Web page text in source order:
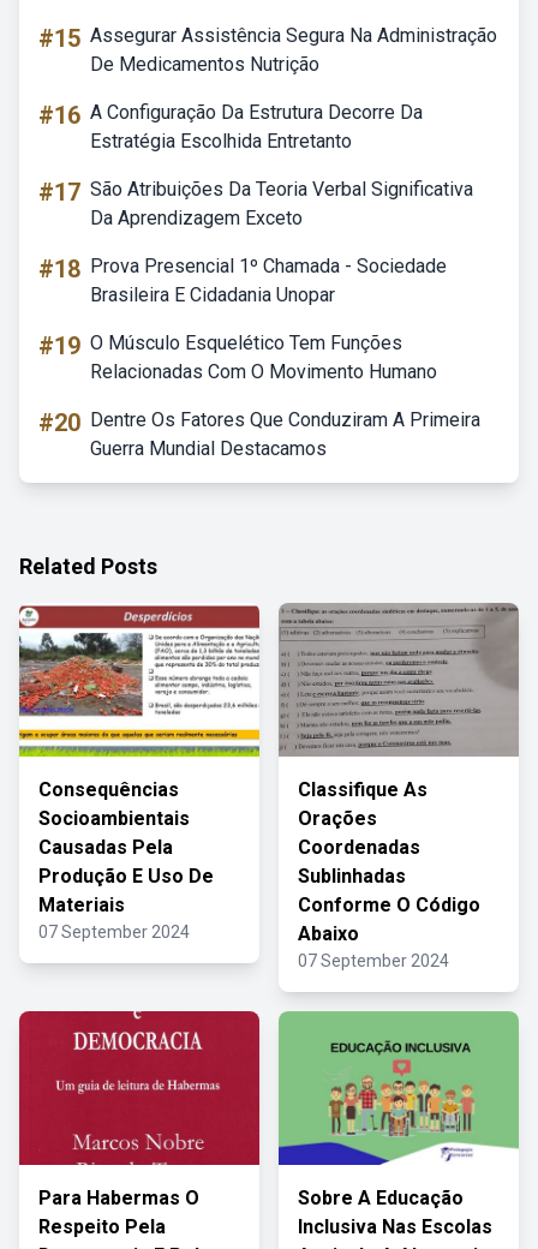
#15 Assegurar Assistência Segura Na Administração
De Medicamentos Nutrição
#16 A Configuração Da Estrutura Decorre Da
Estratégia Escolhida Entretanto
#17 São Atribuições Da Teoria Verbal Significativa
Da Aprendizagem Exceto
#18 Prova Presencial 1º Chamada - Sociedade
Brasileira E Cidadania Unopar
#19 O Músculo Esquelético Tem Funções
Relacionadas Com O Movimento Humano
#20 Dentre Os Fatores Que Conduziram A Primeira
Guerra Mundial Destacamos
Related Posts
Consequências
Socioambientais
Causadas Pela
Produção E Uso De
Materiais
07 September 2024
Classifique As
Orações
Coordenadas
Sublinhadas
Conforme O Código
Abaixo
07 September 2024
Para Habermas O
Respeito Pela
Sobre A Educação
Inclusiva Nas Escolas